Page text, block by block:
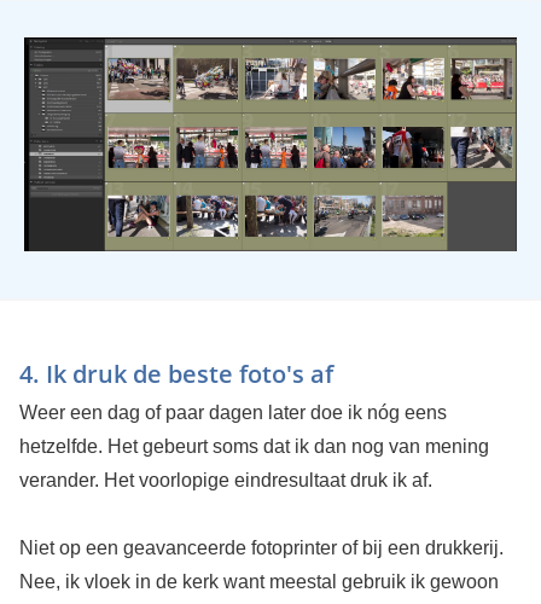
4. Ik druk de beste foto's af
Weer een dag of paar dagen later doe ik nóg eens
hetzelfde. Het gebeurt soms dat ik dan nog van mening
verander. Het voorlopige eindresultaat druk ik af.
Niet op een geavanceerde fotoprinter of bij een drukkerij.
Nee, ik vloek in de kerk want meestal gebruik ik gewoon